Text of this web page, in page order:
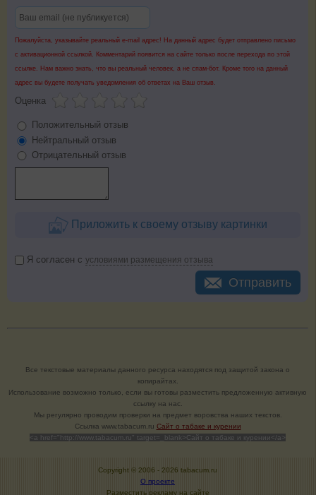
Пожалуйста, указывайте реальный e-mail адрес! На данный адрес будет отправлено письмо
с активационной ссылкой. Комментарий появится на сайте только после перехода по этой
ссылке. Нам важно знать, что вы реальный человек, а не спам-бот. Кроме того на данный
адрес вы будете получать уведомления об ответах на Ваш отзыв.
Оценка
Положительный отзыв
Нейтральный отзыв
Отрицательный отзыв
Приложить к своему отзыву картинки
Я согласен с условиями размещения отзыва
Отправить
Все текстовые материалы данного ресурса находятся под защитой закона о
копирайтах.
Использование возможно только, если вы готовы разместить предложенную активную
ссылку на нас.
Мы регулярно проводим проверки на предмет воровства наших текстов.
Cсылка www.tabacum.ru Сайт о табаке и курении
<a href="http://www.tabacum.ru" target=_blank>Сайт о табаке и курении</a>
Copyright © 2006 - 2026 tabacum.ru
О проекте
Разместить рекламу на сайте